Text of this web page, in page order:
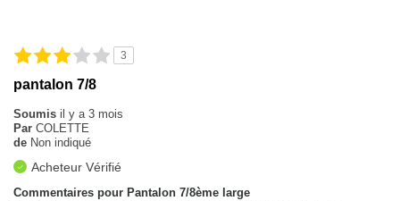
3
pantalon 7/8
Soumis il y a 3 mois
Par COLETTE
de Non indiqué
Acheteur Vérifié
Commentaires pour Pantalon 7/8ème large